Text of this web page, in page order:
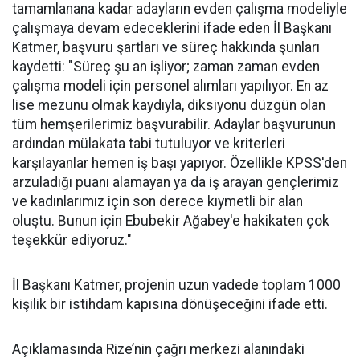
tamamlanana kadar adayların evden çalışma modeliyle
çalışmaya devam edeceklerini ifade eden İl Başkanı
Katmer, başvuru şartları ve süreç hakkında şunları
kaydetti: "Süreç şu an işliyor; zaman zaman evden
çalışma modeli için personel alımları yapılıyor. En az
lise mezunu olmak kaydıyla, diksiyonu düzgün olan
tüm hemşerilerimiz başvurabilir. Adaylar başvurunun
ardından mülakata tabi tutuluyor ve kriterleri
karşılayanlar hemen iş başı yapıyor. Özellikle KPSS'den
arzuladığı puanı alamayan ya da iş arayan gençlerimiz
ve kadınlarımız için son derece kıymetli bir alan
oluştu. Bunun için Ebubekir Ağabey'e hakikaten çok
teşekkür ediyoruz."
İl Başkanı Katmer, projenin uzun vadede toplam 1000
kişilik bir istihdam kapısına dönüşeceğini ifade etti.
Açıklamasında Rize’nin çağrı merkezi alanındaki